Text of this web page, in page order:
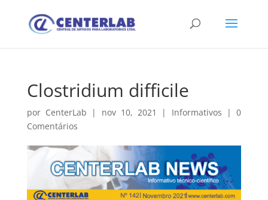
Clostridium difficile
por CenterLab | nov 10, 2021 | Informativos |0
Comentários